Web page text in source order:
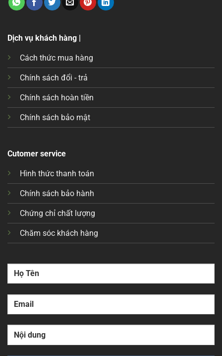
Dịch vụ khách hàng |
Cách thức mua hàng
Chính sách đổi - trả
Chính sách hoàn tiền
Chính sách bảo mật
Cutomer service
Hình thức thanh toán
Chính sách bảo hành
Chứng chỉ chất lượng
Chăm sóc khách hàng